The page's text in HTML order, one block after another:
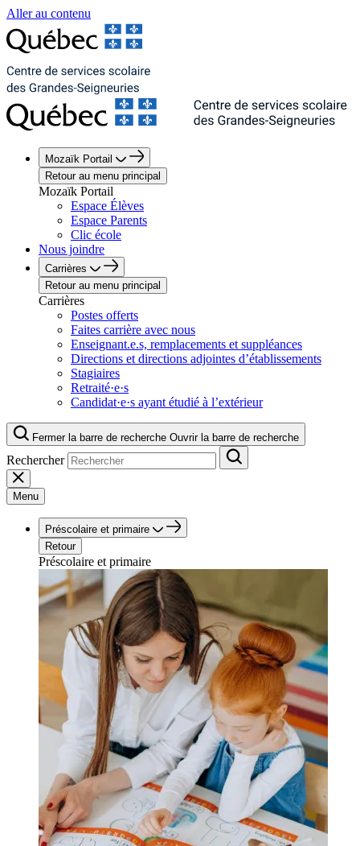
Aller au contenu
Mozaïk Portail
Retour au menu principal
Mozaïk Portail
Espace Élèves
Espace Parents
Clic école
Nous joindre
Carrières
Retour au menu principal
Carrières
Postes offerts
Faites carrière avec nous
Enseignant.e.s, remplacements et suppléances
Directions et directions adjointes d’établissements
Stagiaires
Retraité·e·s
Candidat·e·s ayant étudié à l’extérieur
Fermer la barre de recherche Ouvrir la barre de recherche
Rechercher
Menu
Préscolaire et primaire
Retour
Préscolaire et primaire